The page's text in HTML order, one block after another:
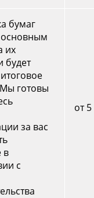
бумаг
основным
их
будет
готовы
за вас
в
с
от